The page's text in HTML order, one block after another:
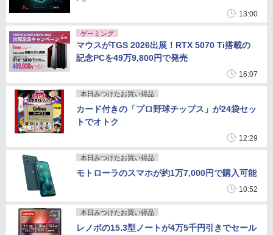
13:00
ゲーミング
マウスがTGS 2026出展！RTX 5070 Ti搭載の
記念PCを49万9,800円で発売
16:07
本日みつけたお買い得品
カード付きの「プロ野球チップス」が24袋セッ
トでオトク
12:29
本日みつけたお買い得品
モトローラのスマホが約1万7,000円で購入可能
10:52
本日みつけたお買い得品
レノボの15.3型ノートが4万5千円引きでセール